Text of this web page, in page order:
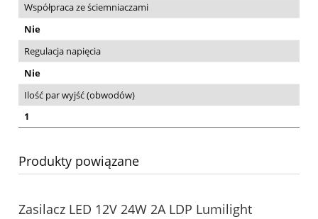
Współpraca ze ściemniaczami
Nie
Regulacja napięcia
Nie
Ilość par wyjść (obwodów)
1
Produkty powiązane
Zasilacz LED 12V 24W 2A LDP Lumilight